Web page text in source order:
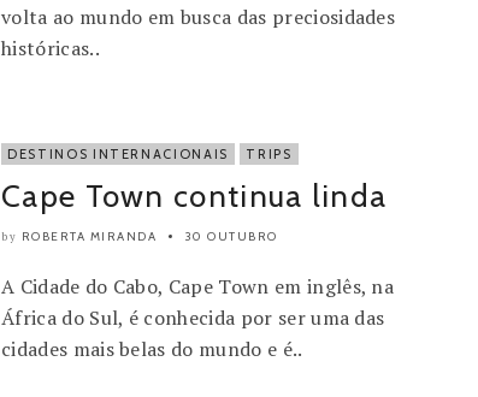
volta ao mundo em busca das preciosidades
históricas..
DESTINOS INTERNACIONAIS TRIPS
Cape Town continua linda
by ROBERTA MIRANDA 30 OUTUBRO
A Cidade do Cabo, Cape Town em inglês, na
África do Sul, é conhecida por ser uma das
cidades mais belas do mundo e é..